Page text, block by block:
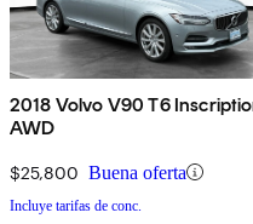
2018 Volvo V90 T6
AWD
$25,800 Buena oferta
Incluye tarifas de conc.